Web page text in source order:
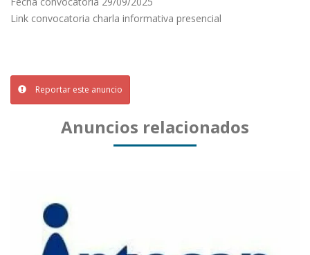
Link convocatoria charla informativa presencial
Reportar este anuncio
Anuncios relacionados